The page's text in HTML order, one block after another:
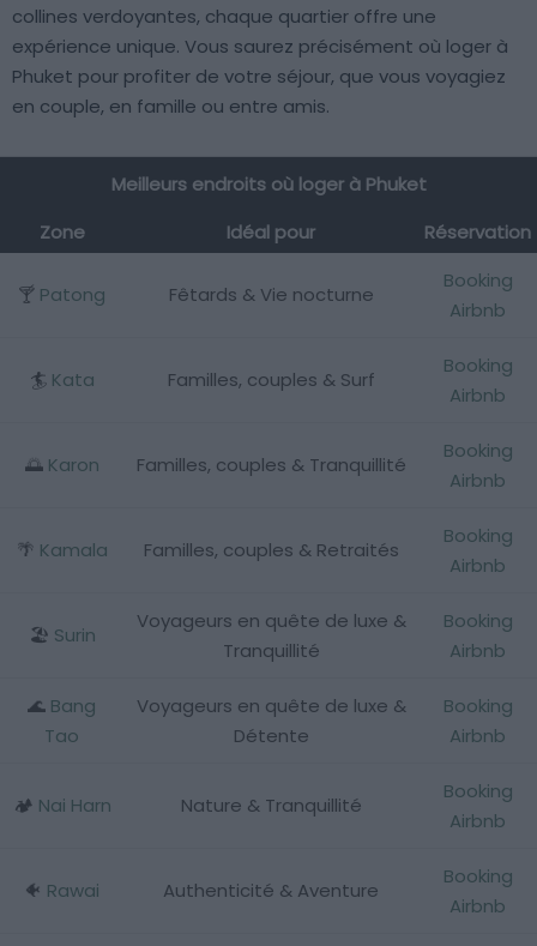
collines verdoyantes, chaque quartier offre une
expérience unique. Vous saurez précisément où loger à
Phuket pour profiter de votre séjour, que vous voyagiez
en couple, en famille ou entre amis.
Meilleurs endroits où loger à Phuket
Zone
Idéal pour Réservation
🍸 Patong Fêtards & Vie nocturne
Booking
Airbnb
🏄 Kata Familles, couples & Surf
Booking
Airbnb
🌅 Karon Familles, couples & Tranquillité
Booking
Airbnb
🌴 Kamala Familles, couples & Retraités
Booking
Airbnb
🏖️ Surin
Voyageurs en quête de luxe &
Tranquillité
Booking
Airbnb
🌊 Bang
Tao
Voyageurs en quête de luxe &
Détente
Booking
Airbnb
🏕️ Nai Harn Nature & Tranquillité
Booking
Airbnb
🐠 Rawai Authenticité & Aventure
Booking
Airbnb